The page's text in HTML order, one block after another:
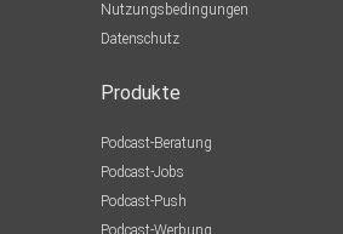
Nutzungsbedingungen
Datenschutz
Produkte
Podcast-Beratung
Podcast-Jobs
Podcast-Push
Podcast-Werbung